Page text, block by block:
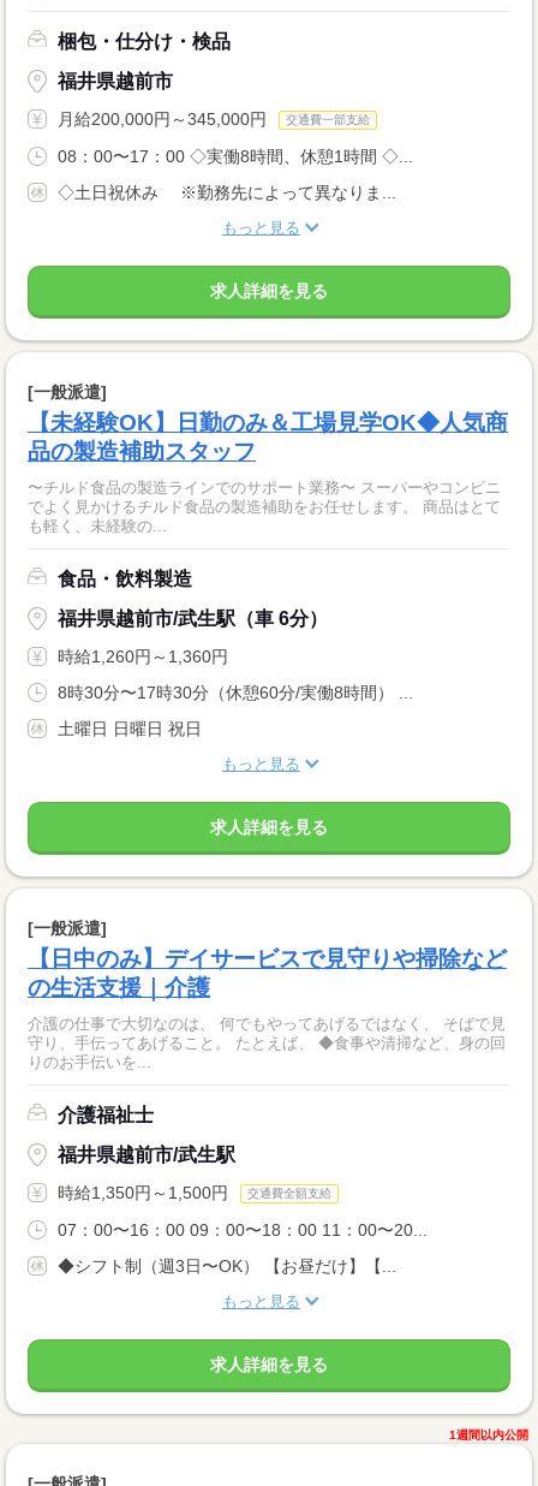
梱包・仕分け・検品
福井県越前市
月給200,000円～345,000円 交通費一部支給
08：00〜17：00 ◇実働8時間、休憩1時間 ◇...
◇土日祝休み ※勤務先によって異なりま...
もっと見る
求人詳細を見る
[一般派遣]
【未経験OK】日勤のみ＆工場見学OK◆人気商
品の製造補助スタッフ
〜チルド食品の製造ラインでのサポート業務〜 スーパーやコンビニ
でよく見かけるチルド食品の製造補助をお任せします。 商品はとて
も軽く、未経験の...
食品・飲料製造
福井県越前市/武生駅（車 6分）
時給1,260円～1,360円
8時30分〜17時30分（休憩60分/実働8時間） ...
土曜日 日曜日 祝日
もっと見る
求人詳細を見る
[一般派遣]
【日中のみ】デイサービスで見守りや掃除など
の生活支援｜介護
介護の仕事で大切なのは、 何でもやってあげるではなく、 そばで見
守り、手伝ってあげること。 たとえば、 ◆食事や清掃など、身の回
りのお手伝いを...
介護福祉士
福井県越前市/武生駅
時給1,350円～1,500円 交通費全額支給
07：00〜16：00 09：00〜18：00 11：00〜20...
◆シフト制（週3日〜OK） 【お昼だけ】【...
もっと見る
求人詳細を見る
1週間以内公開